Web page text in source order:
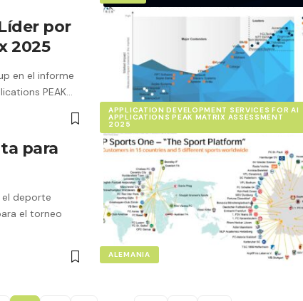
APPLICATION DEVELOPMENT SERVICES FOR AI
APPLICATIONS PEAK MATRIX ASSESSMENT
2025
por
2025
en el informe
PEAK…
ALEMANIA
para
deporte
el torneo